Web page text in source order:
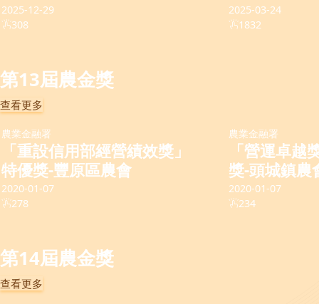
2025-12-29
308
2025-03-24
1832
第13屆農金獎
查看更多
農業金融署
「重設信用部經營績效獎」
特優獎-豐原區農會
2020-01-07
278
農業金融署
「營運卓越
獎-頭城鎮農
2020-01-07
234
第14屆農金獎
查看更多